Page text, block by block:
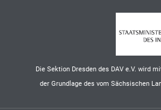
Die Sektion Dresden des DAV e.V. wird
der Grundlage des vom Sächsischen